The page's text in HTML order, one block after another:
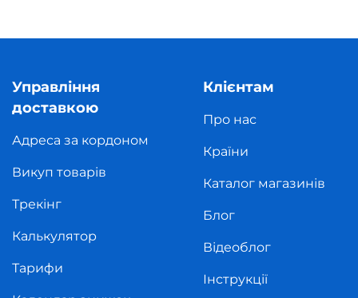
Управління
доставкою
Адреса за кордоном
Викуп товарів
Трекінг
Калькулятор
Тарифи
Клієнтам
Про нас
Країни
Каталог магазинів
Блог
Відеоблог
Інструкції